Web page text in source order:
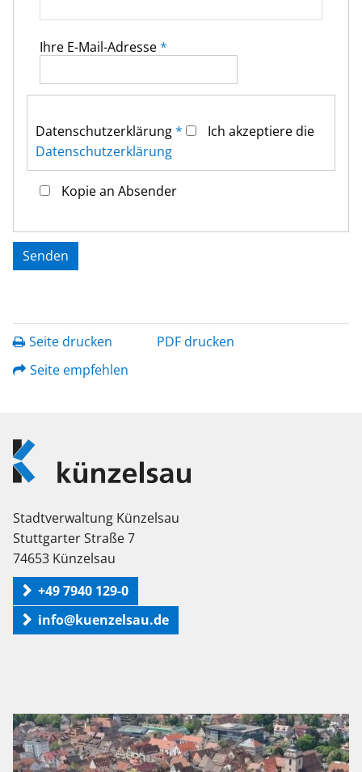
Ihre E-Mail-Adresse*
Datenschutz­erklärung*
Ich akzeptiere die
Datenschutz­erklärung
Kopie an Absender
Seite drucken
PDF drucken
Seite empfehlen
Logo
Künzelsau
Stadtverwaltung Künzelsau
Stuttgarter Straße 7
74653 Künzelsau
+49 7940 129-0
info@kuenzelsau.de